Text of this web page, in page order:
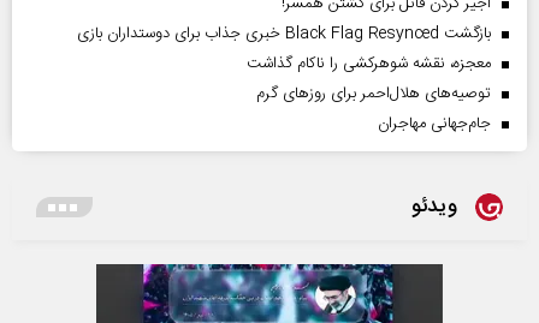
بازگشت Black Flag Resynced خبری جذاب برای دوستداران بازی
معجزه، نقشه شوهرکشی را ناکام گذاشت
توصیه‌های هلال‌احمر برای روز‌های گرم
جام‌جهانی مهاجران
ویدئو